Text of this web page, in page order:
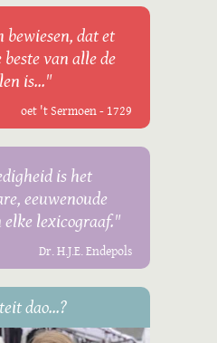
bewiesen, dat et
van alle de
is..."
oet 't Sermoen - 1729
is het
eeuwenoude
lexicograaf."
Dr. H.J.E. Endepols
dao...?